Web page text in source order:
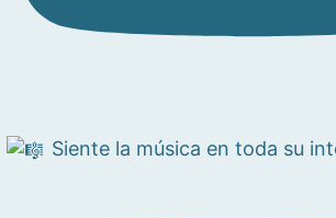
Siente la música en toda su